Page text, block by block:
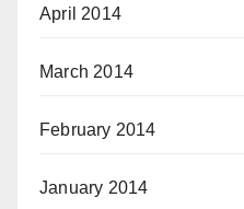
April 2014
March 2014
February 2014
January 2014